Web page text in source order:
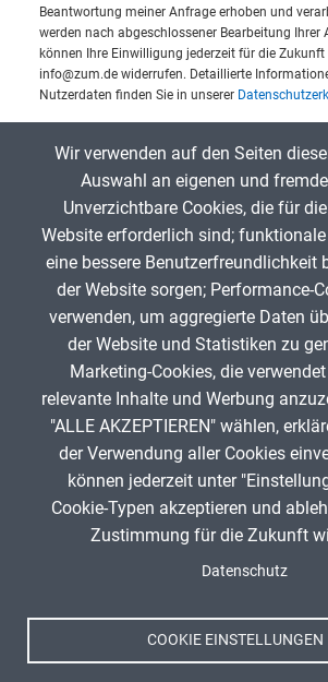
Beantwortung meiner Anfrage erhoben und
werden nach abgeschlossener Bearbeitung Ihrer
können Ihre Einwilligung jederzeit für die Zukunft
info@zum.de widerrufen. Detaillierte
Nutzerdaten finden Sie in unserer
Captcha eingeben:
Gib die Zeichen aus
beachte Groß- und
Um Spam zu verhindern, gib bitte die
oben ein.
ANZEIGE
Spenden
Impressum
Wir verwenden auf den Seiten
Auswahl an eigenen und
Unverzichtbare Cookies, die für
Website erforderlich sind;
eine bessere Benutzerfreundlichkeit
der Website sorgen; Performance-
verwenden, um aggregierte Daten
der Website und Statistiken zu
Marketing-Cookies, die
relevante Inhalte und Werbung
"ALLE AKZEPTIEREN" wählen,
der Verwendung aller Cookies
können jederzeit unter
Cookie-Typen akzeptieren und
Zustimmung für die Zukunft
Datenschutz
COOKIE EINSTELLUNGEN